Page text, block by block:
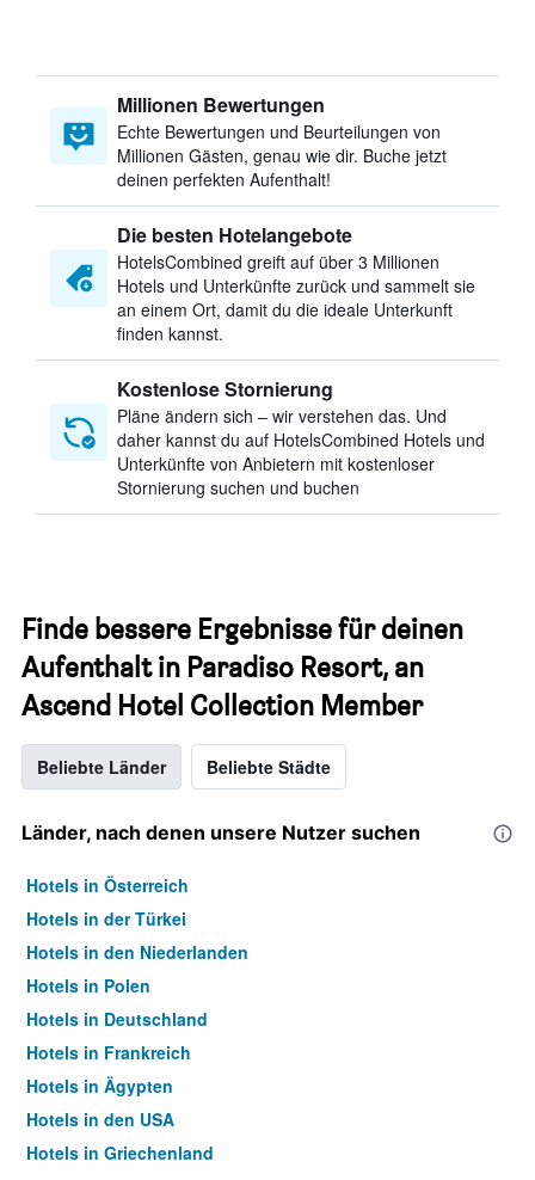
Millionen Bewertungen
Echte Bewertungen und Beurteilungen von
Millionen Gästen, genau wie dir. Buche jetzt
deinen perfekten Aufenthalt!
Die besten Hotelangebote
HotelsCombined greift auf über 3 Millionen
Hotels und Unterkünfte zurück und sammelt sie
an einem Ort, damit du die ideale Unterkunft
finden kannst.
Kostenlose Stornierung
Pläne ändern sich – wir verstehen das. Und
daher kannst du auf HotelsCombined Hotels und
Unterkünfte von Anbietern mit kostenloser
Stornierung suchen und buchen
Finde bessere Ergebnisse für deinen
Aufenthalt in Paradiso Resort, an
Ascend Hotel Collection Member
Beliebte Länder Beliebte Städte
Länder, nach denen unsere Nutzer suchen
Hotels in Österreich
Hotels in der Türkei
Hotels in den Niederlanden
Hotels in Polen
Hotels in Deutschland
Hotels in Frankreich
Hotels in Ägypten
Hotels in den USA
Hotels in Griechenland